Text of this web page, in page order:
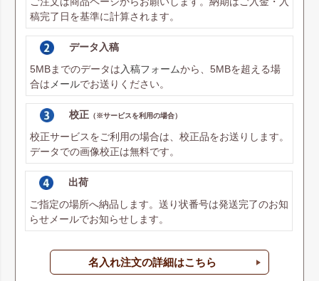
稿完了日を基準に計算されます。
データ入稿
5MBまでのデータは 入稿フォームから、5MBを超える場
合は メールでお送りください。
校正 （※サービスを利用の場合）
校正サービスをご利用の場合は、校正品をお送りします。
データでの画像校正は無料です。
出荷
ご指定の場所へ納品します。送り状番号は発送完了のお知
らせメールでお知らせします。
名入れ注文の詳細はこちら